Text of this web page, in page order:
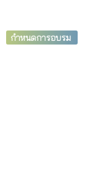
กำหนดการอบรม